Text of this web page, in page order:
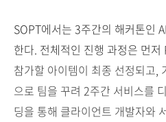
SOPT에서는 3주간의 해커톤인
한다. 전체적인 진행 과정은 먼저
참가할 아이템이 최종 선정되고,
으로 팀을 꾸려 2주간 서비스를
딩을 통해 클라이언트 개발자와